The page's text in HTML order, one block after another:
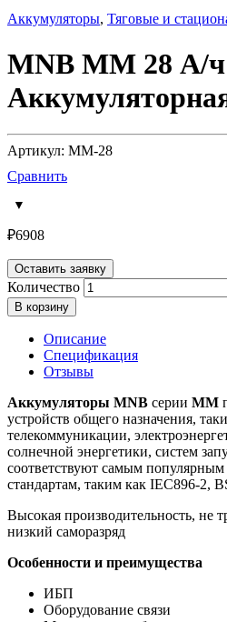
Аккумуляторы, Тяговые и
MNB MM 28 А/
Артикул: ММ-28
Сравнить
₽6908
Оставить заявку
Количество
В корзину
Описание
Спецификация
Отзывы
Аккумуляторы MNB серии MM
устройств общего назначения,
телекоммуникации,
солнечной энергетики, систем
соответствуют самым
стандартам, таким как IEC896-2,
Высокая производительность, не
низкий саморазряд
Особенности и преимущества
ИБП
Оборудование связи